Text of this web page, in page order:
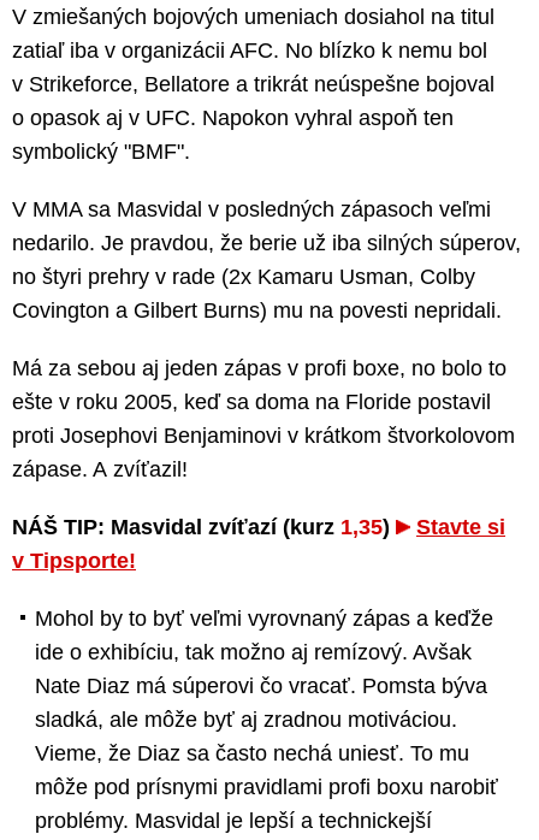
V zmiešaných bojových umeniach dosiahol na titul
zatiaľ iba v organizácii AFC. No blízko k nemu bol
v Strikeforce, Bellatore a trikrát neúspešne bojoval
o opasok aj v UFC. Napokon vyhral aspoň ten
symbolický "BMF".
V MMA sa Masvidal v posledných zápasoch veľmi
nedarilo. Je pravdou, že berie už iba silných súperov,
no štyri prehry v rade (2x Kamaru Usman, Colby
Covington a Gilbert Burns) mu na povesti nepridali.
Má za sebou aj jeden zápas v profi boxe, no bolo to
ešte v roku 2005, keď sa doma na Floride postavil
proti Josephovi Benjaminovi v krátkom štvorkolovom
zápase. A zvíťazil!
NÁŠ TIP: Masvidal zvíťazí (kurz 1,35)
Stavte si
v Tipsporte!
Mohol by to byť veľmi vyrovnaný zápas a keďže
ide o exhibíciu, tak možno aj remízový. Avšak
Nate Diaz má súperovi čo vracať. Pomsta býva
sladká, ale môže byť aj zradnou motiváciou.
Vieme, že Diaz sa často nechá uniesť. To mu
môže pod prísnymi pravidlami profi boxu narobiť
problémy. Masvidal je lepší a technickejší